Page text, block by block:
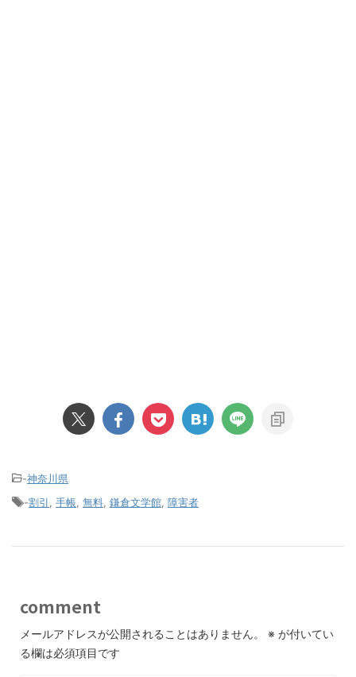
-神奈川県
-割引 手帳 無料 鎌倉文学館 障害者
comment
メールアドレスが公開されることはありません。 ※ が付いてい
る欄は必須項目です